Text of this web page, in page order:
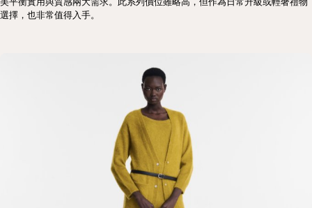
選擇，也非常值得入手。